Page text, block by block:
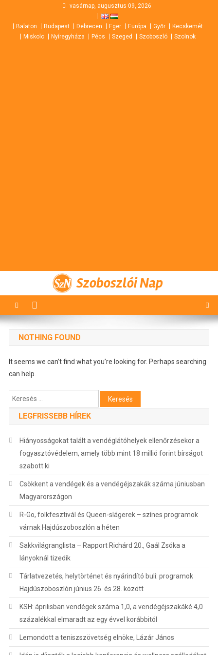
content
vasárnap, augusztus 09, 2026
Balaton Budapest Debrecen Eger Európa Győr
Kecskemét
Miskolc
Nyíregyháza Pécs Szeged Szoboszló Szolnok
Szoboszlói Nap
NOTHING FOUND
It seems we can’t find what you’re looking for. Perhaps searching
can help.
Keresés:
LEGFRISSEBB HÍREK
Hiányosságokat talált a vendéglátóhelyek ellenőrzésekor a
fogyasztóvédelem, amely több mint 18 millió forint bírságot
szabott ki
Csökkent a vendégek és a vendégéjszakák száma júniusban
Magyarországon
R-Go, folkfesztivál és Queen-slágerek – színes programok
várnak Hajdúszoboszlón a héten
Sakkvilágranglista – Rapport Richárd 20., Gaál Zsóka a
lányoknál tizedik
Tárlatvezetés, helytörténet és nyárindító buli: programok
Hajdúszoboszlón június 26. és 28. között
KSH: áprilisban vendégek száma 1,0, a vendégéjszakáké 4,0
százalékkal elmaradt az egy évvel korábbitól
Lemondott a teniszszövetség elnöke, Lázár János